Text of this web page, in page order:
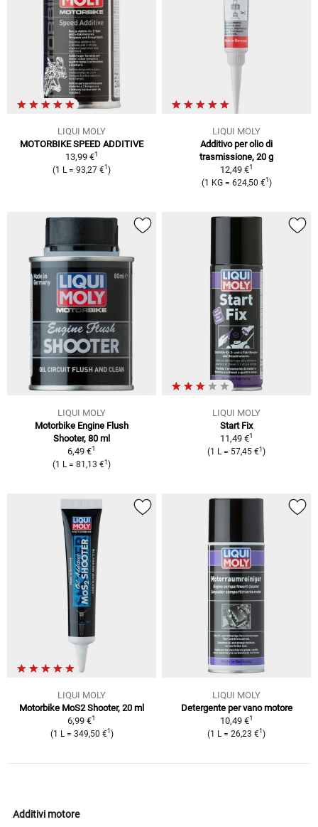
LIQUI MOLY
MOTORBIKE SPEED ADDITIVE
13,99 €1
(1 L = 93,27 €1 )
LIQUI MOLY
Additivo per olio di
trasmissione, 20 g
12,49 €1
(1 KG = 624,50 €1 )
LIQUI MOLY
Motorbike Engine Flush
Shooter, 80 ml
6,49 €1
(1 L = 81,13 €1 )
LIQUI MOLY
Start Fix
11,49 €1
(1 L = 57,45 €1 )
LIQUI MOLY
Motorbike MoS2 Shooter, 20 ml
6,99 €1
(1 L = 349,50 €1 )
LIQUI MOLY
Detergente per vano motore
10,49 €1
(1 L = 26,23 €1 )
Additivi motore